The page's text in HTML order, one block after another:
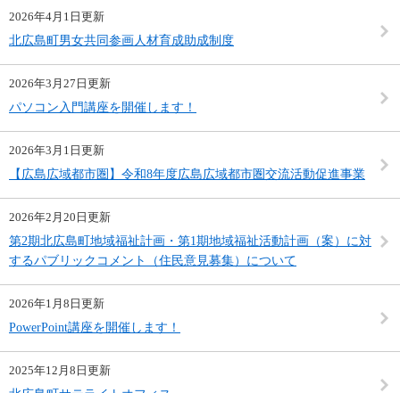
2026年4月1日更新
北広島町男女共同参画人材育成助成制度
2026年3月27日更新
パソコン入門講座を開催します！
2026年3月1日更新
【広島広域都市圏】令和8年度広島広域都市圏交流活動促進事業
2026年2月20日更新
第2期北広島町地域福祉計画・第1期地域福祉活動計画（案）に対
するパブリックコメント（住民意見募集）について
2026年1月8日更新
PowerPoint講座を開催します！
2025年12月8日更新